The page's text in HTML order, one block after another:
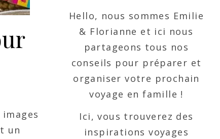
un
Hello, nous sommes Emilie
& Florianne et ici nous
partageons tous nos
conseils pour préparer et
organiser votre prochain
voyage en famille !
Ici, vous trouverez des
inspirations voyages